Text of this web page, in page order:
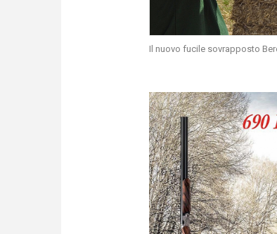
Il nuovo fucile sovrapposto